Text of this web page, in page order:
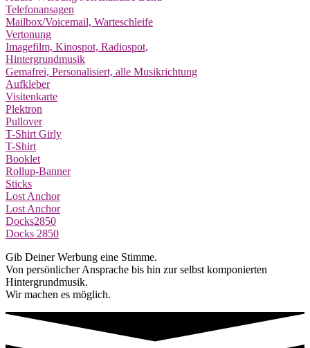
Telefonansagen
Mailbox/Voicemail, Warteschleife
Vertonung
Imagefilm, Kinospot, Radiospot,
Hintergrundmusik
Gemafrei, Personalisiert, alle Musikrichtung
Aufkleber
Visitenkarte
Plektron
Pullover
T-Shirt Girly
T-Shirt
Booklet
Rollup-Banner
Sticks
Lost Anchor
Lost Anchor
Docks2850
Docks 2850
Gib Deiner Werbung eine Stimme.
Von persönlicher Ansprache bis hin zur selbst komponierten
Hintergrundmusik.
Wir machen es möglich.